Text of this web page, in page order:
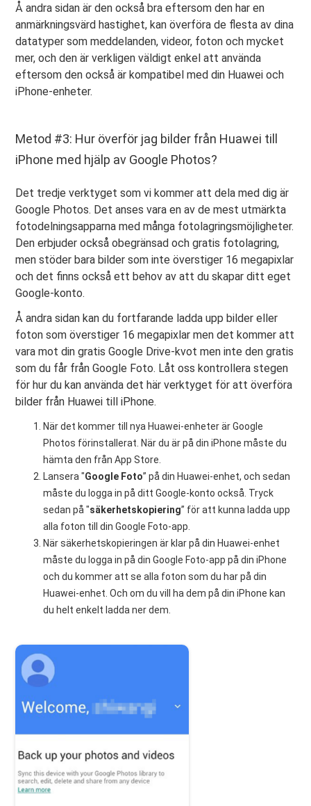
Å andra sidan är den också bra eftersom den har en
anmärkningsvärd hastighet, kan överföra de flesta av dina
datatyper som meddelanden, videor, foton och mycket
mer, och den är verkligen väldigt enkel att använda
eftersom den också är kompatibel med din Huawei och
iPhone-enheter.
Metod #3: Hur överför jag bilder från Huawei till
iPhone med hjälp av Google Photos?
Det tredje verktyget som vi kommer att dela med dig är
Google Photos. Det anses vara en av de mest utmärkta
fotodelningsapparna med många fotolagringsmöjligheter.
Den erbjuder också obegränsad och gratis fotolagring,
men stöder bara bilder som inte överstiger 16 megapixlar
och det finns också ett behov av att du skapar ditt eget
Google-konto.
Å andra sidan kan du fortfarande ladda upp bilder eller
foton som överstiger 16 megapixlar men det kommer att
vara mot din gratis Google Drive-kvot men inte den gratis
som du får från Google Foto. Låt oss kontrollera stegen
för hur du kan använda det här verktyget för att överföra
bilder från Huawei till iPhone.
När det kommer till nya Huawei-enheter är Google
Photos förinstallerat. När du är på din iPhone måste du
hämta den från App Store.
Lansera "Google Foto” på din Huawei-enhet, och sedan
måste du logga in på ditt Google-konto också. Tryck
sedan på "säkerhetskopiering” för att kunna ladda upp
alla foton till din Google Foto-app.
När säkerhetskopieringen är klar på din Huawei-enhet
måste du logga in på din Google Foto-app på din iPhone
och du kommer att se alla foton som du har på din
Huawei-enhet. Och om du vill ha dem på din iPhone kan
du helt enkelt ladda ner dem.